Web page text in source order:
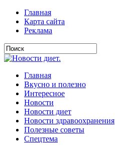
Главная
Карта сайта
Реклама
Главная
Вкусно и полезно
Интересное
Новости
Новости диет
Новости здравоохранения
Полезные советы
Спецтема